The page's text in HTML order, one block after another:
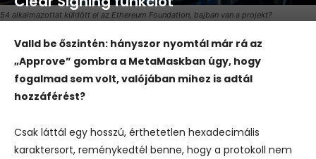
54 alkalmazottat küldött el az Ethereum Foundation, bajban van a projekt?
Valld be őszintén: hányszor nyomtál már rá az
„Approve” gombra a MetaMaskban úgy, hogy
fogalmad sem volt, valójában mihez is adtál
hozzáférést?
Csak láttál egy hosszú, érthetetlen hexadecimális
karaktersort, reménykedtél benne, hogy a protokoll nem